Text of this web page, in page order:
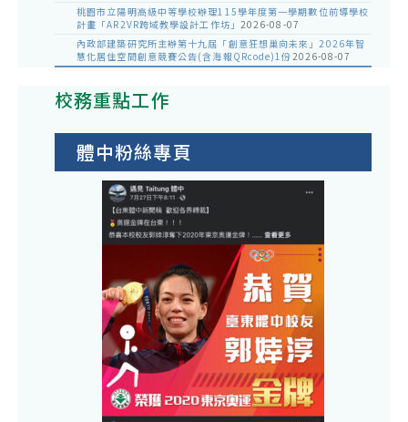
桃園市立陽明高級中等學校辦理115學年度第一學期數位前導學校
計畫「AR2VR跨域教學設計工作坊」 2026-08-07
內政部建築研究所主辦第十九屆「創意狂想巢向未來」2026年智
慧化居住空間創意競賽公告(含海報QRcode)1份2026-08-07
校務重點工作
體中粉絲專頁